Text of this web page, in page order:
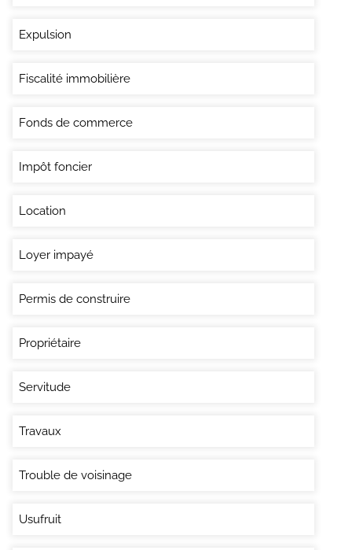
Expulsion
Fiscalité immobilière
Fonds de commerce
Impôt foncier
Location
Loyer impayé
Permis de construire
Propriétaire
Servitude
Travaux
Trouble de voisinage
Usufruit